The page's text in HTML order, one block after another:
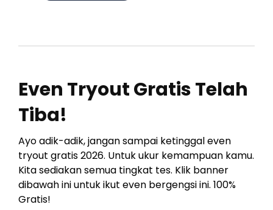
Even Tryout Gratis Telah
Tiba!
Ayo adik-adik, jangan sampai ketinggal even
tryout gratis 2026. Untuk ukur kemampuan kamu.
Kita sediakan semua tingkat tes. Klik banner
dibawah ini untuk ikut even bergengsi ini. 100%
Gratis!